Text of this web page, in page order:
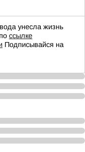
унесла жизнь
ссылке
Подписывайся на